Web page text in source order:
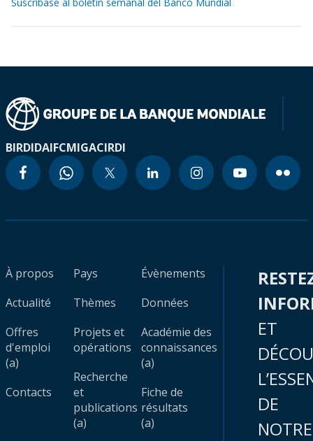
BIRDIDAIFCMIGACIRDI
À propos
Actualité
Offres
d'emploi
(a)
Contacts
Pays
Thèmes
Projets et
opérations
Recherche
et
publications
(a)
Évènements
Données
Académie des
connaissances
(a)
Fiche de
résultats
(a)
ET
DE
NOTRE